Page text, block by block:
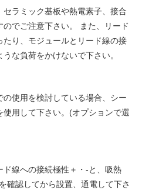
ラミック基板や熱電素子、接合
でご注意下さい。 また、リード
り、モジュールとリード線の接
な負荷をかけないで下さい。
使用を検討している場合、シー
使用して下さい。(オプションで選
線への接続極性＋・-と、吸熱
確認してから設置、通電して下さ